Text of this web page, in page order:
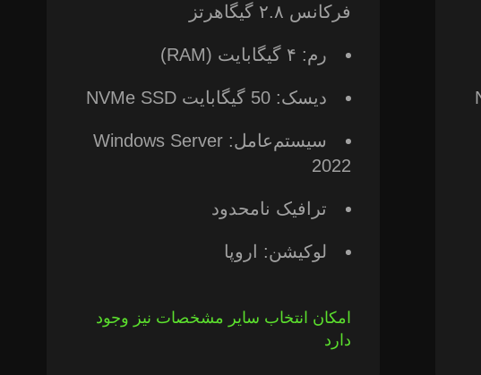
فرکانس ۲.۸ گیگاهرتز
رم: ۴ گیگابایت (RAM)
دیسک: 50 گیگابایت NVMe SSD
سیستم‌عامل: Windows Server
2022
ترافیک نامحدود
لوکیشن: اروپا
امکان انتخاب سایر مشخصات نیز وجود
دارد